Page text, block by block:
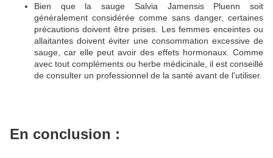
Bien que la sauge Salvia Jamensis Pluenn soit
généralement considérée comme sans danger, certaines
précautions doivent être prises. Les femmes enceintes ou
allaitantes doivent éviter une consommation excessive de
sauge, car elle peut avoir des effets hormonaux. Comme
avec tout compléments ou herbe médicinale, il est conseillé
de consulter un professionnel de la santé avant de l'utiliser.
En conclusion :